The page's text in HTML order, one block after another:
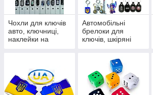
Чохли для ключів
авто, ключниці,
наклейки на
Автомобільні
брелоки для
ключів, шкіряні